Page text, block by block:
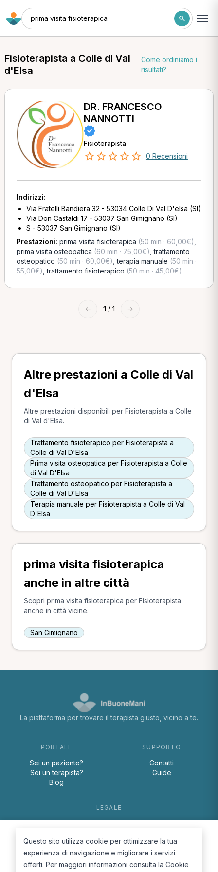
prima visita fisioterapica
Fisioterapista a Colle di Val
d'Elsa
Come ordiniamo i
risultati?
DR. FRANCESCO
NANNOTTI
Fisioterapista
0 Recensioni
Indirizzi:
Via Fratelli Bandiera 32 - 53034 Colle Di Val D'elsa (SI)
Via Don Castaldi 17 - 53037 San Gimignano (SI)
S - 53037 San Gimignano (SI)
Prestazioni: prima visita fisioterapica (50 min · 60,00€)
prima visita osteopatica (60 min · 75,00€) ,trattamento
osteopatico (50 min · 60,00€) ,terapia manuale (50 min ·
55,00€) ,trattamento fisioterapico (50 min · 45,00€)
← 1 / 1 →
Altre prestazioni a Colle di Val
d'Elsa
Altre prestazioni disponibili per Fisioterapista a Colle
di Val d'Elsa.
Trattamento fisioterapico per Fisioterapista a
Colle di Val D'Elsa
Prima visita osteopatica per Fisioterapista a Colle
di Val D'Elsa
Trattamento osteopatico per Fisioterapista a
Colle di Val D'Elsa
Terapia manuale per Fisioterapista a Colle di Val
D'Elsa
prima visita fisioterapica
anche in altre città
Scopri prima visita fisioterapica per Fisioterapista
anche in città vicine.
San Gimignano
La piattaforma per trovare il terapista giusto, vicino a te.
PORTALE
Sei un paziente?
Sei un terapista?
Blog
SUPPORTO
Contatti
Guide
LEGALE
Cookie Policy
Questo sito utilizza cookie per ottimizzare la tua
esperienza di navigazione e migliorare i servizi
offerti. Per maggiori informazioni consulta la Cookie